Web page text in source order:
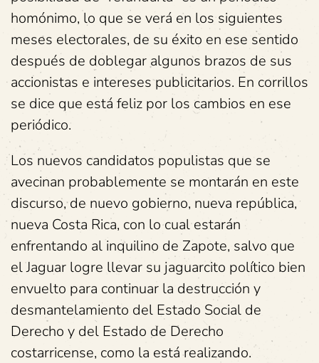
homónimo, lo que se verá en los siguientes
meses electorales, de su éxito en ese sentido
después de doblegar algunos brazos de sus
accionistas e intereses publicitarios. En corrillos
se dice que está feliz por los cambios en ese
periódico.
Los nuevos candidatos populistas que se
avecinan probablemente se montarán en este
discurso, de nuevo gobierno, nueva república,
nueva Costa Rica, con lo cual estarán
enfrentando al inquilino de Zapote, salvo que
el Jaguar logre llevar su jaguarcito político bien
envuelto para continuar la destrucción y
desmantelamiento del Estado Social de
Derecho y del Estado de Derecho
costarricense, como la está realizando.